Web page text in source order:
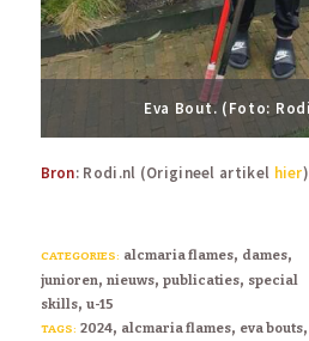
Eva Bout. (Foto:
Bron: Rodi.nl (Origineel artikel hier
CATEGORIES: alcmaria flames, dames,
junioren, nieuws, publicaties, special
skills, u-15
TAGS: 2024, alcmaria flames, eva bouts,